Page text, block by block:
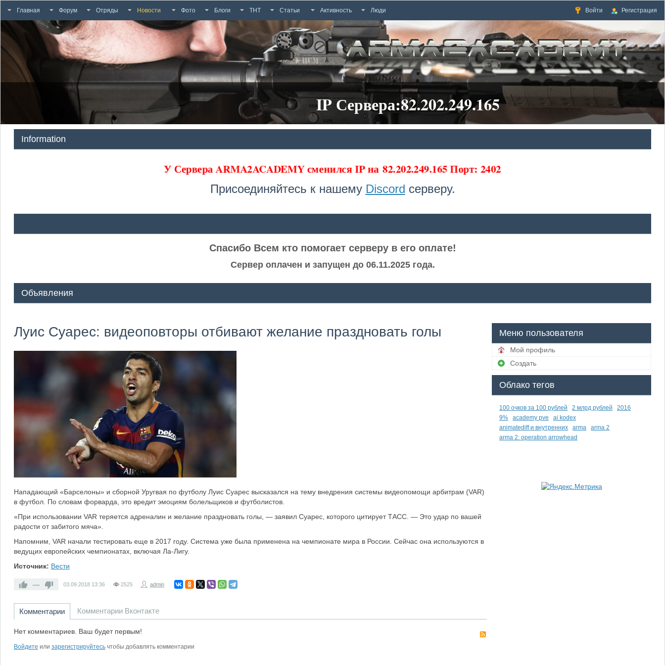
Главная Форум Отряды Новости Фото Блоги ТНТ Статьи Активность Люди Войти Регистрация
IP Сервера:82.202.249.165
Information
У Сервера ARMA2ACADEMY сменился IP на 82.202.249.165 Порт: 2402
Присоединяйтесь к нашему Discord серверу.
Спасибо Всем кто помогает серверу в его оплате!
Сервер оплачен и запущен до 06.11.2025 года.
Объявления
Луис Суарес: видеоповторы отбивают желание праздновать голы
Нападающий «Барселоны» и сборной Уругвая по футболу Луис Суарес высказался на тему внедрения системы видеопомощи арбитрам (VAR)
в футбол. По словам форварда, это вредит эмоциям болельщиков и футболистов.
«При использовании VAR теряется адреналин и желание праздновать голы, — заявил Суарес, которого цитирует ТАСС. — Это удар по вашей
радости от забитого мяча».
Напомним, VAR начали тестировать еще в 2017 году. Система уже была применена на чемпионате мира в России. Сейчас она используются в
ведущих европейских чемпионатах, включая Ла-Лигу.
Источник: Вести
— 03.09.2018 13:36 2525 admin
Комментарии Комментарии Вконтакте
Нет комментариев. Ваш будет первым!
Войдите или зарегистрируйтесьчтобы добавлять комментарии
Меню пользователя
Мой профиль
Создать
Облако тегов
100 очков за 100 рублей 2 млрд рублей
2016
9%
academy pve
ai kodex
animatediff и внутренних
arma
arma 2
arma 2: operation arrowhead